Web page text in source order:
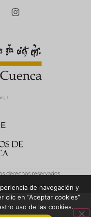
1
derechos reservados
Política de Cookiesde navegación y
clic en “Aceptar cookies”
uso de las cookies.